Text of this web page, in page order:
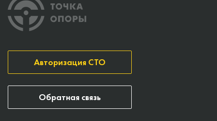
Авторизация СТО
Обратная связь